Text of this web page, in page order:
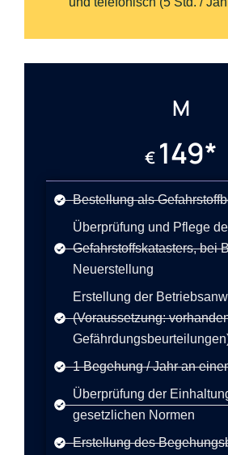
M
€ 149*
Bestellung als
Überprüfung und Pflege
Gefahrstoffskatasters, bei
Neuerstellung
Erstellung der
(Voraussetzung:
1 Begehung / Jahr an
Überprüfung der
gesetzlichen Normen
Erstellung des